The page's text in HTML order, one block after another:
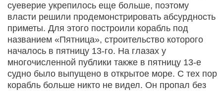
суеверие укрепилось еще больше, поэтому
власти решили продемонстрировать абсурдность
приметы. Для этого построили корабль под
названием «Пятница», строительство которого
началось в пятницу 13-го. На глазах у
многочисленной публики также в пятницу 13-е
судно было выпущено в открытое море. С тех пор
корабль больше никто не видел. Он пропал без